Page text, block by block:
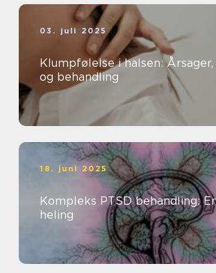
03. juli 2025
Klumpfølelse i halsen: Årsager,
og behandling
18. juni 2025
Kompleks PTSD behandling:
heling